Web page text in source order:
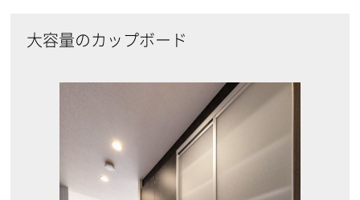
大容量のカップボード